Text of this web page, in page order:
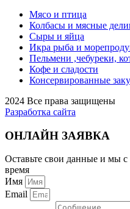
Мясо и птица
Колбасы и мясные
Сыры и яйца
Икра рыба и
Пельмени ,чебуреки,
Кофе и сладости
Консервированные
2024 Все права защищены
Разработка сайта
ОНЛАЙН ЗАЯВКА
Оставьте свои данные и мы
время
Имя
Email